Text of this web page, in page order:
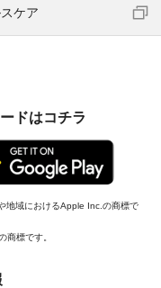
ケア
ドはコチラ
地域におけるApple Inc.の商標で
標です。